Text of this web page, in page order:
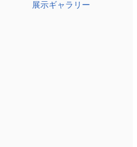
展示ギャラリー